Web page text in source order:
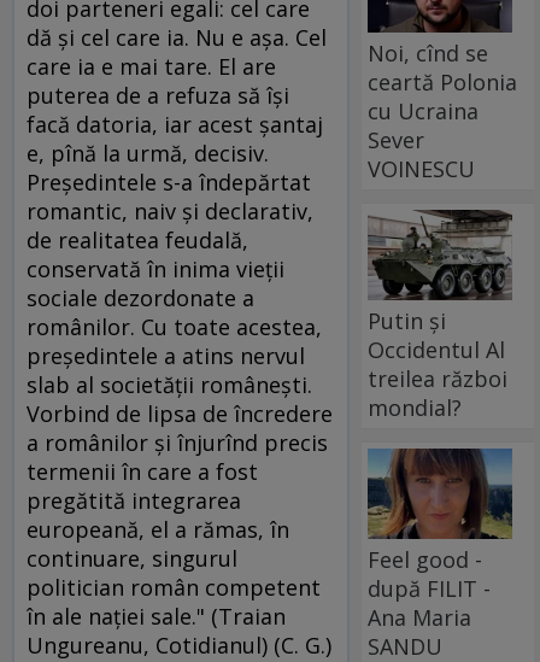
doi parteneri egali: cel care
dă şi cel care ia. Nu e aşa. Cel
care ia e mai tare. El are
puterea de a refuza să îşi
facă datoria, iar acest şantaj
e, pînă la urmă, decisiv.
Preşedintele s-a îndepărtat
romantic, naiv şi declarativ,
de realitatea feudală,
conservată în inima vieţii
sociale dezordonate a
românilor. Cu toate acestea,
preşedintele a atins nervul
slab al societăţii româneşti.
Vorbind de lipsa de încredere
a românilor şi înjurînd precis
termenii în care a fost
pregătită integrarea
europeană, el a rămas, în
continuare, singurul
politician român competent
în ale naţiei sale." (Traian
Ungureanu, Cotidianul) (C. G.)
Noi, cînd se
ceartă Polonia
cu Ucraina
Sever
VOINESCU
Putin și
Occidentul Al
treilea război
mondial?
Feel good -
după FILIT -
Ana Maria
SANDU